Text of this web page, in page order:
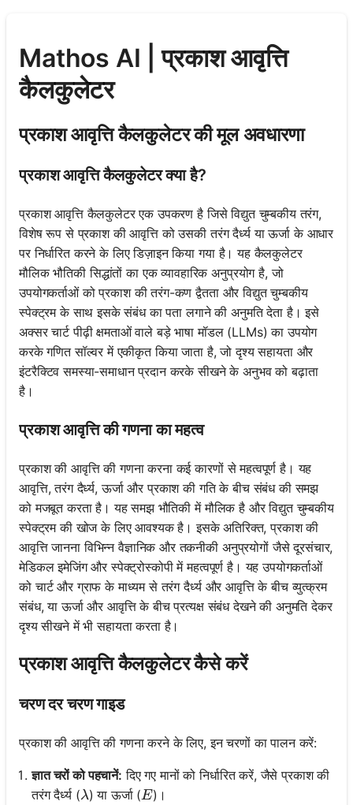
Mathos AI | प्रकाश आवृत्ति
कैलकुलेटर
प्रकाश आवृत्ति कैलकुलेटर की मूल अवधारणा
प्रकाश आवृत्ति कैलकुलेटर क्या है?
प्रकाश आवृत्ति कैलकुलेटर एक उपकरण है जिसे विद्युत चुम्बकीय तरंग,
विशेष रूप से प्रकाश की आवृत्ति को उसकी तरंग दैर्ध्य या ऊर्जा के आधार
पर निर्धारित करने के लिए डिज़ाइन किया गया है। यह कैलकुलेटर
मौलिक भौतिकी सिद्धांतों का एक व्यावहारिक अनुप्रयोग है, जो
उपयोगकर्ताओं को प्रकाश की तरंग-कण द्वैतता और विद्युत चुम्बकीय
स्पेक्ट्रम के साथ इसके संबंध का पता लगाने की अनुमति देता है। इसे
अक्सर चार्ट पीढ़ी क्षमताओं वाले बड़े भाषा मॉडल (LLMs) का उपयोग
करके गणित सॉल्वर में एकीकृत किया जाता है, जो दृश्य सहायता और
इंटरैक्टिव समस्या-समाधान प्रदान करके सीखने के अनुभव को बढ़ाता
है।
प्रकाश आवृत्ति की गणना का महत्व
प्रकाश की आवृत्ति की गणना करना कई कारणों से महत्वपूर्ण है। यह
आवृत्ति, तरंग दैर्ध्य, ऊर्जा और प्रकाश की गति के बीच संबंध की समझ
को मजबूत करता है। यह समझ भौतिकी में मौलिक है और विद्युत चुम्बकीय
स्पेक्ट्रम की खोज के लिए आवश्यक है। इसके अतिरिक्त, प्रकाश की
आवृत्ति जानना विभिन्न वैज्ञानिक और तकनीकी अनुप्रयोगों जैसे दूरसंचार,
मेडिकल इमेजिंग और स्पेक्ट्रोस्कोपी में महत्वपूर्ण है। यह उपयोगकर्ताओं
को चार्ट और ग्राफ के माध्यम से तरंग दैर्ध्य और आवृत्ति के बीच व्युत्क्रम
संबंध, या ऊर्जा और आवृत्ति के बीच प्रत्यक्ष संबंध देखने की अनुमति देकर
दृश्य सीखने में भी सहायता करता है।
प्रकाश आवृत्ति कैलकुलेटर कैसे करें
चरण दर चरण गाइड
प्रकाश की आवृत्ति की गणना करने के लिए, इन चरणों का पालन करें:
ज्ञात चरों को पहचानें: दिए गए मानों को निर्धारित करें, जैसे प्रकाश की
तरंग दैर्ध्य (\lambda
λ) या ऊर्जा (E
E)।